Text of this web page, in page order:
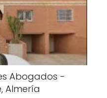
Abogados -
Almería